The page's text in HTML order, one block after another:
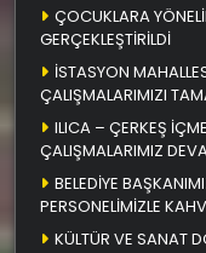
ÇOCUKLARA
GERÇEKLEŞTİRİLDİ
İSTASYON
ÇALIŞMALARIMIZI
ILICA – ÇERKEŞ
ÇALIŞMALARIMIZ
BELEDİYE
PERSONELİMİZLE
KÜLTÜR VE SANAT